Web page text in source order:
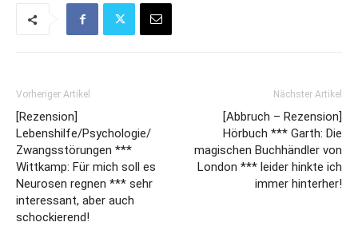
Vorheriger Artikel
[Rezension]
Lebenshilfe/Psychologie/
Zwangsstörungen ***
Wittkamp: Für mich soll es
Neurosen regnen *** sehr
interessant, aber auch
schockierend!
Nächster Artikel
[Abbruch – Rezension]
Hörbuch *** Garth: Die
magischen Buchhändler von
London *** leider hinkte ich
immer hinterher!